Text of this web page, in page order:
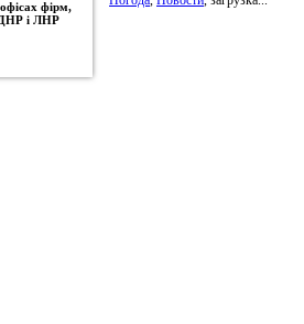
фірм,
ДНР і ЛНР